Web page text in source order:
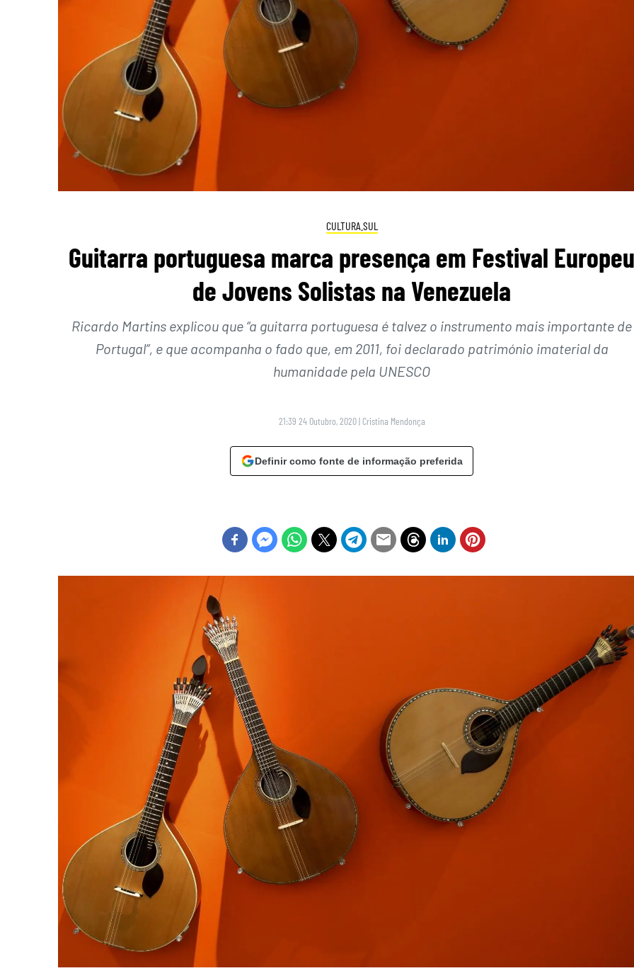
CULTURA.SUL
Guitarra portuguesa marca presença em Festival Europeu
de Jovens Solistas na Venezuela
Ricardo Martins explicou que “a guitarra portuguesa é talvez o instrumento mais importante de
Portugal”, e que acompanha o fado que, em 2011, foi declarado património imaterial da
humanidade pela UNESCO
21:39 24 Outubro, 2020 | Cristina Mendonça
Definir como fonte de informação preferida